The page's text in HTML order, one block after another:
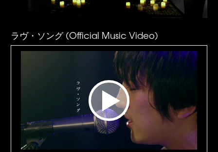
ラヴ・ソング (Official Music Video)